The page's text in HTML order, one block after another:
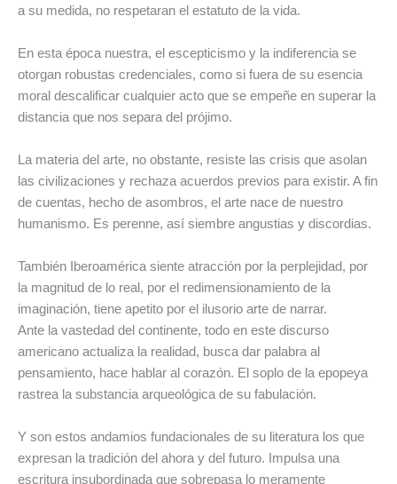
a su medida, no respetaran el estatuto de la vida.
En esta época nuestra, el escepticismo y la indiferencia se
otorgan robustas credenciales, como si fuera de su esencia
moral descalificar cualquier acto que se empeñe en superar la
distancia que nos separa del prójimo.
La materia del arte, no obstante, resiste las crisis que asolan
las civilizaciones y rechaza acuerdos previos para existir. A fin
de cuentas, hecho de asombros, el arte nace de nuestro
humanismo. Es perenne, así siembre angustias y discordias.
También Iberoamérica siente atracción por la perplejidad, por
la magnitud de lo real, por el redimensionamiento de la
imaginación, tiene apetito por el ilusorio arte de narrar.
Ante la vastedad del continente, todo en este discurso
americano actualiza la realidad, busca dar palabra al
pensamiento, hace hablar al corazón. El soplo de la epopeya
rastrea la substancia arqueológica de su fabulación.
Y son estos andamios fundacionales de su literatura los que
expresan la tradición del ahora y del futuro. Impulsa una
escritura insubordinada que sobrepasa lo meramente